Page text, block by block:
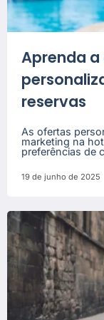
Aprenda
reservas
As ofertas
marketing na
preferências de
19 de junho de 2025